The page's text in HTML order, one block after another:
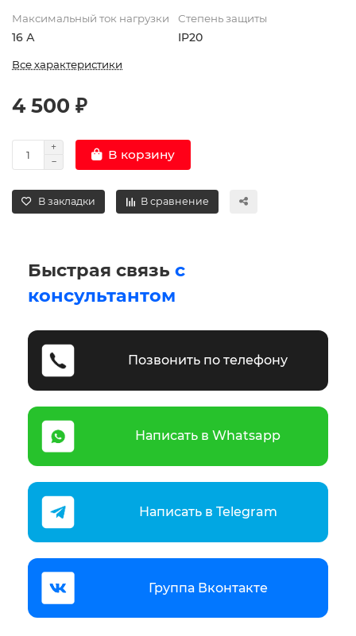
Максимальный ток нагрузки
16 А
Степень защиты
IP20
Все характеристики
4 500 ₽
В корзину
В закладки В сравнение
Быстрая связь с
консультантом
Позвонить по телефону
Написать в Whatsapp
Написать в Telegram
Группа Вконтакте